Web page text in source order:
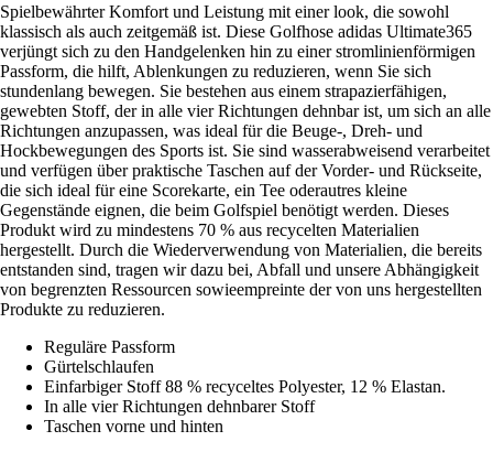
Spielbewährter Komfort und Leistung mit einer look, die sowohl
klassisch als auch zeitgemäß ist. Diese Golfhose adidas Ultimate365
verjüngt sich zu den Handgelenken hin zu einer stromlinienförmigen
Passform, die hilft, Ablenkungen zu reduzieren, wenn Sie sich
stundenlang bewegen. Sie bestehen aus einem strapazierfähigen,
gewebten Stoff, der in alle vier Richtungen dehnbar ist, um sich an alle
Richtungen anzupassen, was ideal für die Beuge-, Dreh- und
Hockbewegungen des Sports ist. Sie sind wasserabweisend verarbeitet
und verfügen über praktische Taschen auf der Vorder- und Rückseite,
die sich ideal für eine Scorekarte, ein Tee oderautres kleine
Gegenstände eignen, die beim Golfspiel benötigt werden. Dieses
Produkt wird zu mindestens 70 % aus recycelten Materialien
hergestellt. Durch die Wiederverwendung von Materialien, die bereits
entstanden sind, tragen wir dazu bei, Abfall und unsere Abhängigkeit
von begrenzten Ressourcen sowieempreinte der von uns hergestellten
Produkte zu reduzieren.
Reguläre Passform
Gürtelschlaufen
Einfarbiger Stoff 88 % recyceltes Polyester, 12 % Elastan.
In alle vier Richtungen dehnbarer Stoff
Taschen vorne und hinten